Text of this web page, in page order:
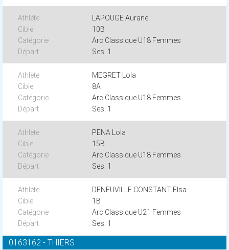
LAPOUGE Aurane
10B
Arc Classique U18 Femmes
Ses. 1
MEGRET Lola
8A
Arc Classique U18 Femmes
Ses. 1
PENA Lola
15B
Arc Classique U18 Femmes
Ses. 1
DENEUVILLE CONSTANT Elsa
1B
Arc Classique U21 Femmes
Ses. 1
0163162 - THIERS